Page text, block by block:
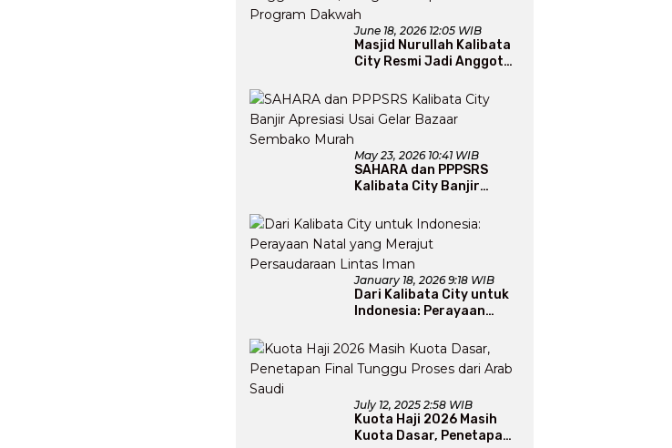
June 18, 2026 12:05 WIB
Masjid Nurullah Kalibata
City Resmi Jadi Anggota
Perluas Program Dakwah
May 23, 2026 10:41 WIB
SAHARA dan PPPSRS
Kalibata City Banjir
Bazaar Sembako Murah
January 18, 2026 9:18 WIB
Dari Kalibata City untuk
Indonesia: Perayaan
Persaudaraan Lintas
Iman
July 12, 2025 2:58 WIB
Kuota Haji 2026 Masih
Kuota Dasar, Penetapan